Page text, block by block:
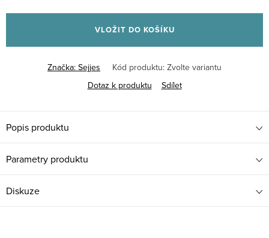
cena:
VLOŽIT DO KOŠÍKU
Značka: Sejjes Kód produktu: Zvolte variantu
Dotaz k produktu
Sdílet
Popis produktu
Parametry produktu
Diskuze